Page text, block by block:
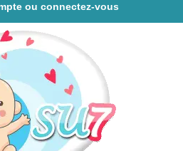
ou connectez-vous